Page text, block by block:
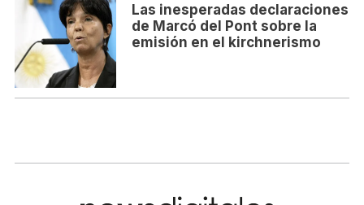
Las inesperadas declaraciones
de Marcó del Pont sobre la
emisión en el kirchnerismo